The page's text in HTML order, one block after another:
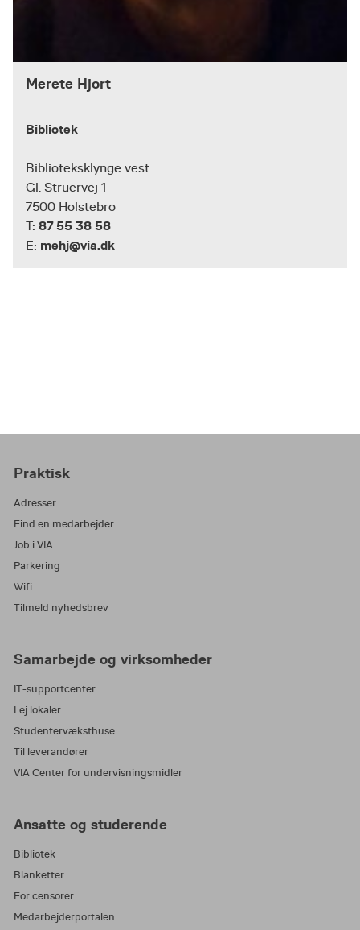
Merete Hjort
Bibliotek
Biblioteksklynge vest
Gl. Struervej 1
7500 Holstebro
T: 87 55 38 58
E: mehj@via.dk
Praktisk
Adresser
Find en medarbejder
Job i VIA
Parkering
Wifi
Tilmeld nyhedsbrev
Samarbejde og virksomheder
IT-supportcenter
Lej lokaler
Studentervæksthuse
Til leverandører
VIA Center for undervisningsmidler
Ansatte og studerende
Bibliotek
Blanketter
For censorer
Medarbejderportalen